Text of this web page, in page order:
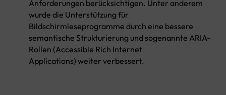
Anforderungen berücksichtigen. Unter anderem
wurde die Unterstützung für
Bildschirmleseprogramme durch eine bessere
semantische Strukturierung und sogenannte ARIA-
Rollen (Accessible Rich Internet
Applications) weiter verbessert.